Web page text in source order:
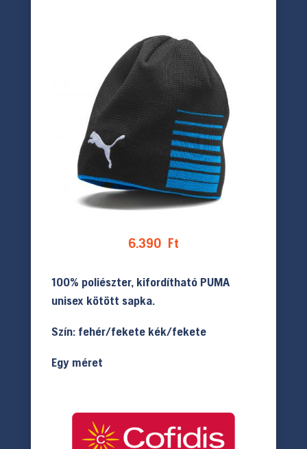
6.390 Ft
100% poliészter, kifordítható PUMA
unisex kötött sapka.
Szín: fehér/fekete kék/fekete
Egy méret